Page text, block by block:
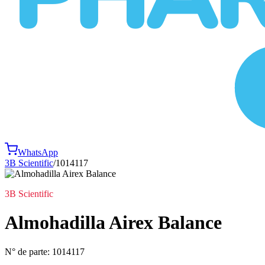
WhatsApp
3B Scientific/1014117
3B Scientific
Almohadilla Airex Balance
N° de parte: 1014117